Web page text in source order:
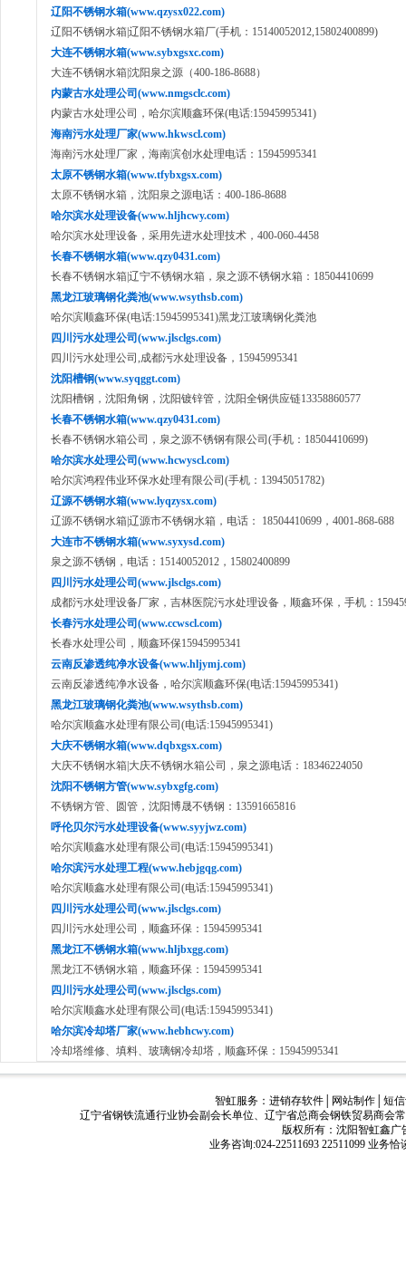
辽阳不锈钢水箱(www.qzysx022.com)
辽阳不锈钢水箱|辽阳不锈钢水箱厂(手机：15140052012,15802400899)
大连不锈钢水箱(www.sybxgsxc.com)
大连不锈钢水箱|沈阳泉之源（400-186-8688）
内蒙古水处理公司(www.nmgsclc.com)
内蒙古水处理公司，哈尔滨顺鑫环保(电话:15945995341)
海南污水处理厂家(www.hkwscl.com)
海南污水处理厂家，海南滨创水处理电话：15945995341
太原不锈钢水箱(www.tfybxgsx.com)
太原不锈钢水箱，沈阳泉之源电话：400-186-8688
哈尔滨水处理设备(www.hljhcwy.com)
哈尔滨水处理设备，采用先进水处理技术，400-060-4458
长春不锈钢水箱(www.qzy0431.com)
长春不锈钢水箱|辽宁不锈钢水箱，泉之源不锈钢水箱：18504410699
黑龙江玻璃钢化粪池(www.wsythsb.com)
哈尔滨顺鑫环保(电话:15945995341)黑龙江玻璃钢化粪池
四川污水处理公司(www.jlsclgs.com)
四川污水处理公司,成都污水处理设备，15945995341
沈阳槽钢(www.syqggt.com)
沈阳槽钢，沈阳角钢，沈阳镀锌管，沈阳全钢供应链13358860577
长春不锈钢水箱(www.qzy0431.com)
长春不锈钢水箱公司，泉之源不锈钢有限公司(手机：18504410699)
哈尔滨水处理公司(www.hcwyscl.com)
哈尔滨鸿程伟业环保水处理有限公司(手机：13945051782)
辽源不锈钢水箱(www.lyqzysx.com)
辽源不锈钢水箱|辽源市不锈钢水箱，电话： 18504410699，4001-868-688
大连市不锈钢水箱(www.syxysd.com)
泉之源不锈钢，电话：15140052012，15802400899
四川污水处理公司(www.jlsclgs.com)
成都污水处理设备厂家，吉林医院污水处理设备，顺鑫环保，手机：
长春污水处理公司(www.ccwscl.com)
长春水处理公司，顺鑫环保15945995341
云南反渗透纯净水设备(www.hljymj.com)
云南反渗透纯净水设备，哈尔滨顺鑫环保(电话:15945995341)
黑龙江玻璃钢化粪池(www.wsythsb.com)
哈尔滨顺鑫水处理有限公司(电话:15945995341)
大庆不锈钢水箱(www.dqbxgsx.com)
大庆不锈钢水箱|大庆不锈钢水箱公司，泉之源电话：18346224050
沈阳不锈钢方管(www.sybxgfg.com)
不锈钢方管、圆管，沈阳博晟不锈钢：13591665816
呼伦贝尔污水处理设备(www.syyjwz.com)
哈尔滨顺鑫水处理有限公司(电话:15945995341)
哈尔滨污水处理工程(www.hebjgqg.com)
哈尔滨顺鑫水处理有限公司(电话:15945995341)
四川污水处理公司(www.jlsclgs.com)
四川污水处理公司，顺鑫环保：15945995341
黑龙江不锈钢水箱(www.hljbxgg.com)
黑龙江不锈钢水箱，顺鑫环保：15945995341
四川污水处理公司(www.jlsclgs.com)
哈尔滨顺鑫水处理有限公司(电话:15945995341)
哈尔滨冷却塔厂家(www.hebhcwy.com)
冷却塔维修、填料、玻璃钢冷却塔，顺鑫环保：15945995341
智虹服务：进销存软件 网站制作 │短
辽宁省钢铁流通行业协会副会长单位、辽宁省总商会钢铁贸易商会
版权所有：沈阳智虹鑫广
业务咨询:024-22511693 22511099 业务